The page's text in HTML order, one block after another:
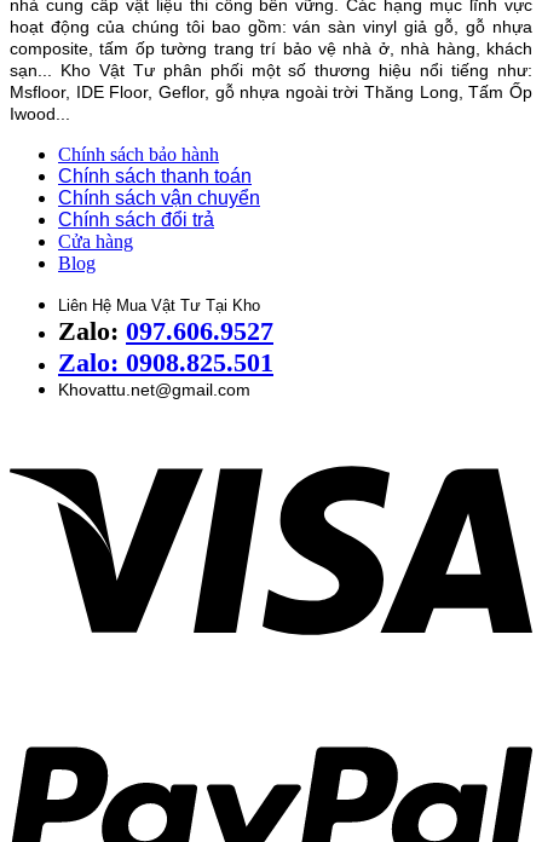
nhà cung cấp vật liệu thi công bền vững. Các hạng mục lĩnh vực
hoạt động của chúng tôi bao gồm: ván sàn vinyl giả gỗ, gỗ nhựa
composite, tấm ốp tường trang trí bảo vệ nhà ở, nhà hàng, khách
sạn... Kho Vật Tư phân phối một số thương hiệu nổi tiếng như:
Msfloor, IDE Floor, Geflor, gỗ nhựa ngoài trời Thăng Long, Tấm Ốp
Iwood...
Chính sách bảo hành
Chính sách thanh toán
Chính sách vận chuyển
Chính sách đổi trả
Cửa hàng
Blog
Liên Hệ Mua Vật Tư Tại Kho
Zalo: 097.606.9527
Zalo: 0908.825.501
Khovattu.net@gmail.com